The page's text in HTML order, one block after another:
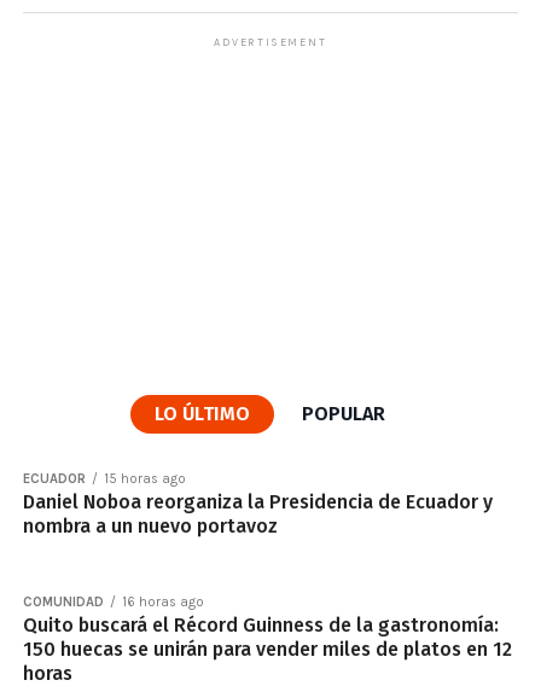
ADVERTISEMENT
LO ÚLTIMO POPULAR
ECUADOR 15 horas ago
Daniel Noboa reorganiza la Presidencia de Ecuador y
nombra a un nuevo portavoz
COMUNIDAD 16 horas ago
Quito buscará el Récord Guinness de la gastronomía:
150 huecas se unirán para vender miles de platos en 12
horas